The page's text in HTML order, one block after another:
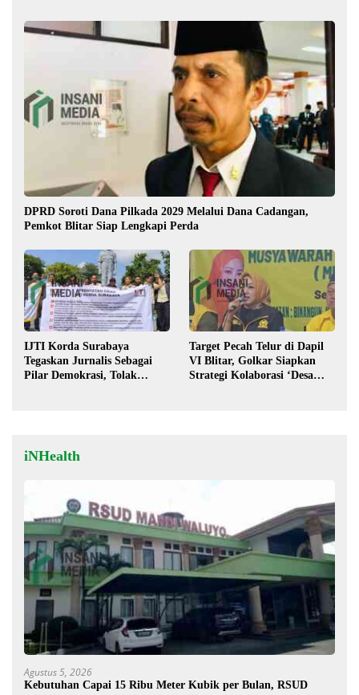
DPRD Soroti Dana Pilkada 2029 Melalui Dana Cadangan,
Pemkot Blitar Siap Lengkapi Perda
IJTI Korda Surabaya
Tegaskan Jurnalis Sebagai
Pilar Demokrasi, Tolak
Target Pecah Telur di Dapil
VI Blitar, Golkar Siapkan
Strategi Kolaborasi ‘Desa
iNHealth
Agustus 5, 2026
Kebutuhan Capai 15 Ribu Meter Kubik per Bulan, RSUD